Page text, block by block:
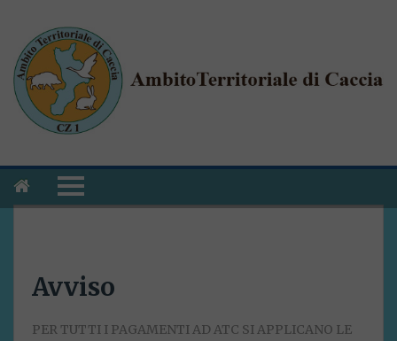
Avviso
PER TUTTI I PAGAMENTI AD ATC SI APPLICANO LE